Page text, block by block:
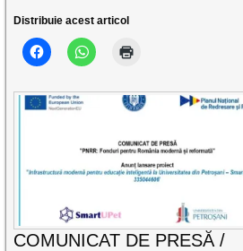
Distribuie acest articol
COMUNICAT DE PRESĂ /